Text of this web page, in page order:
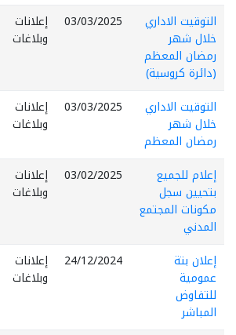
التوقيت الاداري
خلال شهر
رمضان المعظم
(دائرة كروسية)
03/03/2025
إعلانات
وبلاغات
التوقيت الاداري
خلال شهر
رمضان المعظم
03/03/2025
إعلانات
وبلاغات
إعلام للجميع
بتحيين سجل
مكونات المجتمع
المدني
03/02/2025
إعلانات
وبلاغات
إعلان بتة
عمومية
للتفاوض
المباشر
24/12/2024
إعلانات
وبلاغات